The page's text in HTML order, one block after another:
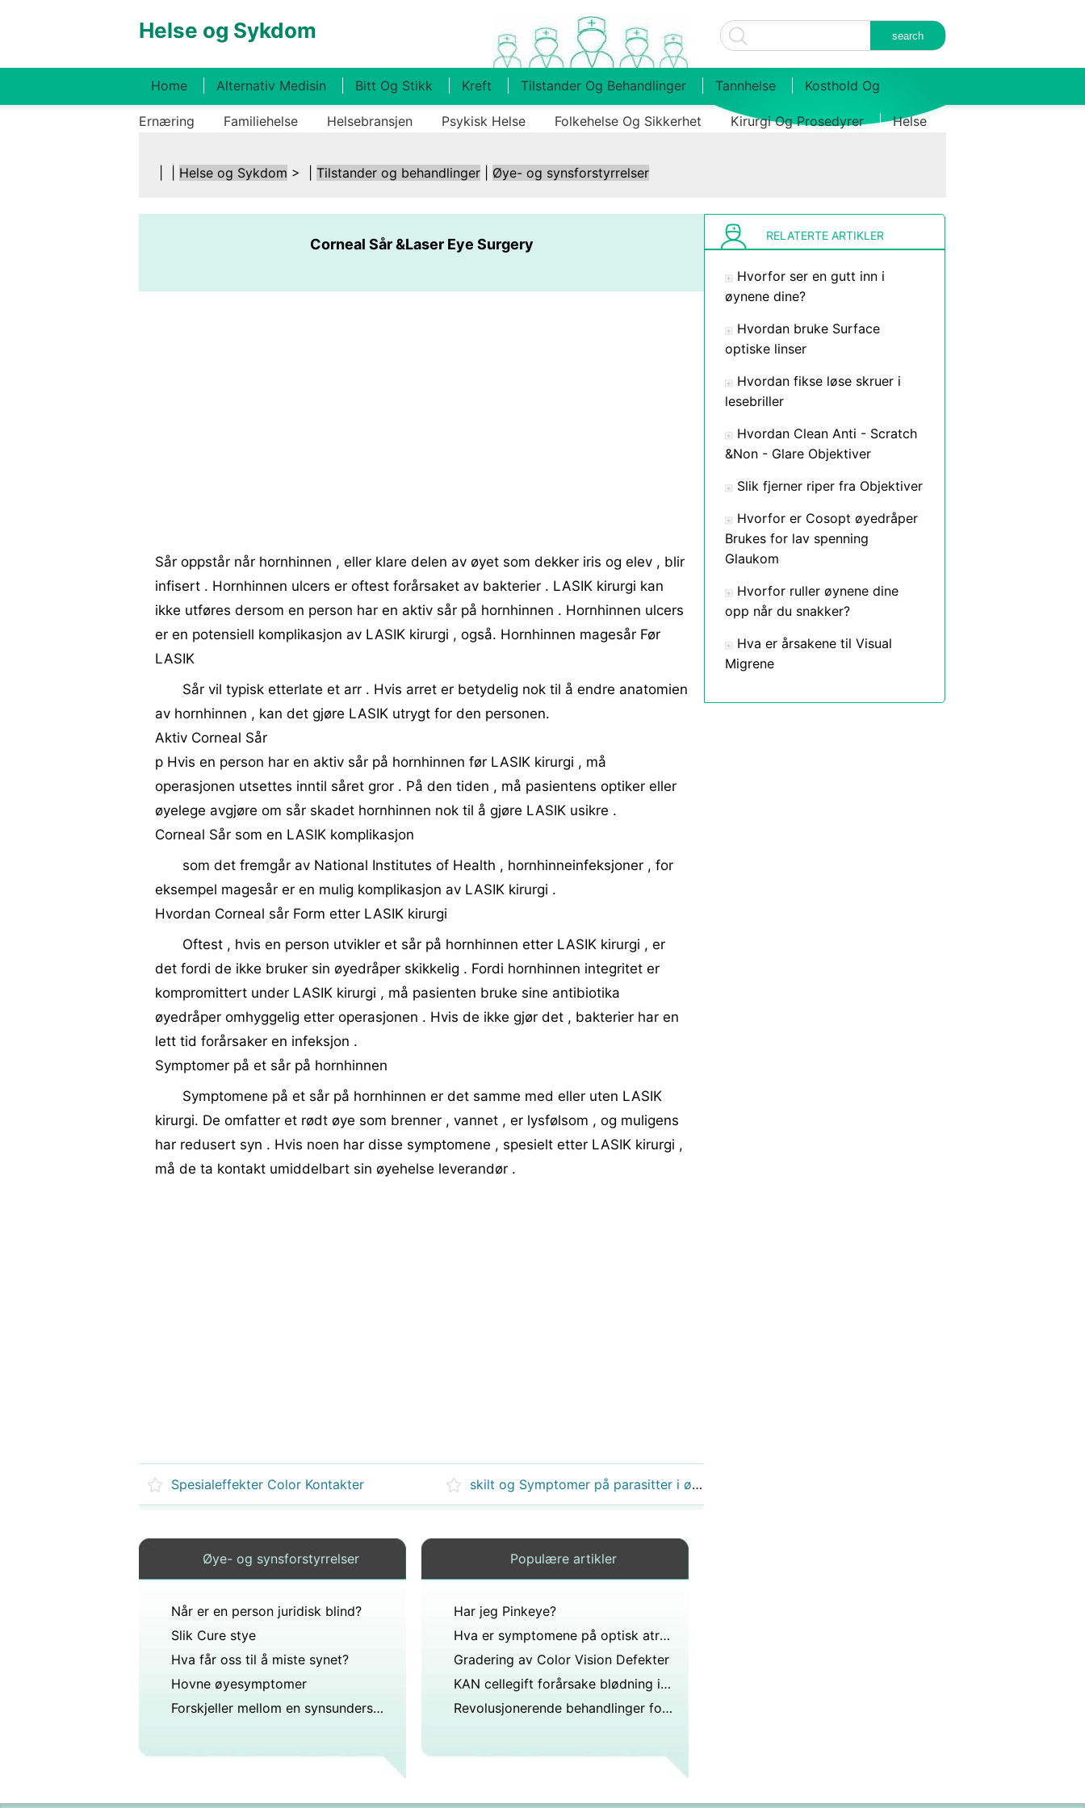
Helse og Sykdom
Home Alternativ Medisin Bitt Og Stikk Kreft Tilstander Og Behandlinger Tannhelse Kosthold Og
Ernæring Familiehelse Helsebransjen Psykisk Helse Folkehelse Og Sikkerhet Kirurgi Og Prosedyrer Helse
Helse og Sykdom > | Tilstander og behandlinger Øye- og synsforstyrrelser
Corneal Sår &Laser Eye Surgery
Sår oppstår når hornhinnen , eller klare delen av øyet som dekker iris og elev , blir
infisert . Hornhinnen ulcers er oftest forårsaket av bakterier . LASIK kirurgi kan
ikke utføres dersom en person har en aktiv sår på hornhinnen . Hornhinnen ulcers
er en potensiell komplikasjon av LASIK kirurgi , også. Hornhinnen magesår Før
LASIK
Sår vil typisk etterlate et arr . Hvis arret er betydelig nok til å endre anatomien
av hornhinnen , kan det gjøre LASIK utrygt for den personen.
Aktiv Corneal Sår
p Hvis en person har en aktiv sår på hornhinnen før LASIK kirurgi , må
operasjonen utsettes inntil såret gror . På den tiden , må pasientens optiker eller
øyelege avgjøre om sår skadet hornhinnen nok til å gjøre LASIK usikre .
Corneal Sår som en LASIK komplikasjon
som det fremgår av National Institutes of Health , hornhinneinfeksjoner , for
eksempel magesår er en mulig komplikasjon av LASIK kirurgi .
Hvordan Corneal sår Form etter LASIK kirurgi
Oftest , hvis en person utvikler et sår på hornhinnen etter LASIK kirurgi , er
det fordi de ikke bruker sin øyedråper skikkelig . Fordi hornhinnen integritet er
kompromittert under LASIK kirurgi , må pasienten bruke sine antibiotika
øyedråper omhyggelig etter operasjonen . Hvis de ikke gjør det , bakterier har en
lett tid forårsaker en infeksjon .
Symptomer på et sår på hornhinnen
Symptomene på et sår på hornhinnen er det samme med eller uten LASIK
kirurgi. De omfatter et rødt øye som brenner , vannet , er lysfølsom , og muligens
har redusert syn . Hvis noen har disse symptomene , spesielt etter LASIK kirurgi ,
må de ta kontakt umiddelbart sin øyehelse leverandør .
Spesialeffekter Color Kontakter skilt og Symptomer på parasitter i øynene
Øye- og synsforstyrrelser
Når er en person juridisk blind?
Slik Cure stye
Hva får oss til å miste synet?
Hovne øyesymptomer
Forskjeller mellom en synsundersøkelse og en kontakt Eksamen
Populære artikler
Har jeg Pinkeye?
Hva er symptomene på optisk atrofi?
Gradering av Color Vision Defekter
KAN cellegift forårsake blødning i øyet?
Revolusjonerende behandlinger for Dry Eye
RELATERTE ARTIKLER
Hvorfor ser en gutt inn i
øynene dine?
Hvordan bruke Surface
optiske linser
Hvordan fikse løse skruer i
lesebriller
Hvordan Clean Anti - Scratch
&Non - Glare Objektiver
Slik fjerner riper fra Objektiver
Hvorfor er Cosopt øyedråper
Brukes for lav spenning
Glaukom
Hvorfor ruller øynene dine
opp når du snakker?
Hva er årsakene til Visual
Migrene